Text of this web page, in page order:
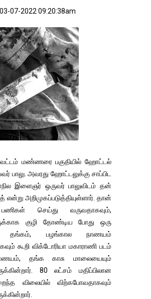
07-2022 09:20:38am
மாவட்டம் மண்ணரை பகுதியில் ஹோட்டல்
பாலு. அவரது ஹோட்டலுக்கு சாப்பிட
இளைஞர் ஒருவர் பாலுவிடம் தன்
என்று அறிமுகப்படுத்தியுள்ளார். தான்
செய்து வருவதாகவும்,
குழி தோண்டிய போது ஒரு
தங்கம், பழங்கால நாணயம்
கூறி விக்டோரியா மகாராணி படம்
தங்க காசு மாலையையும்
80 லட்சம் மதிப்பிலான
விலையில் விற்கபோவதாகவும்